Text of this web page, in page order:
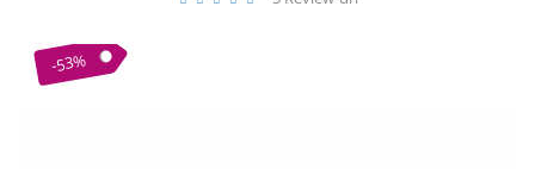
Destinatari
-53%